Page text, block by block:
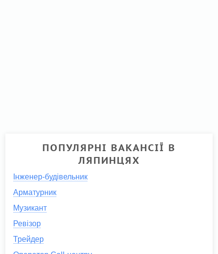
ПОПУЛЯРНІ ВАКАНСІЇ В
ЛЯПИНЦЯХ
Інженер-будівельник
Арматурник
Музикант
Ревізор
Трейдер